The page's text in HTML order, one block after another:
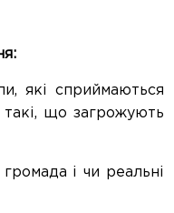
які сприймаються
що загрожують
і чи реальні